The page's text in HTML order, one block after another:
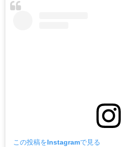
この投稿をInstagramで見る